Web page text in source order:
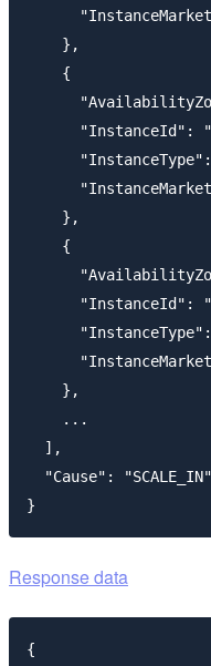
    },
    {
"InstanceId":
    },
    {
"InstanceId":
    },
    ...
  ],
  "Cause": "SCALE_IN"
Response data
{